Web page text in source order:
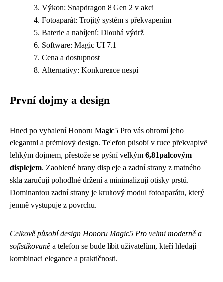
Výkon: Snapdragon 8 Gen 2 v akci
Fotoaparát: Trojitý systém s překvapením
Baterie a nabíjení: Dlouhá výdrž
Software: Magic UI 7.1
Cena a dostupnost
Alternativy: Konkurence nespí
První dojmy a design
Hned po vybalení Honoru Magic5 Pro vás ohromí jeho
elegantní a prémiový design. Telefon působí v ruce překvapivě
lehkým dojmem, přestože se pyšní velkým 6,81palcovým
displejem. Zaoblené hrany displeje a zadní strany z matného
skla zaručují pohodlné držení a minimalizují otisky prstů.
Dominantou zadní strany je kruhový modul fotoaparátu, který
jemně vystupuje z povrchu.
Celkově působí design Honoru Magic5 Pro velmi moderně a
sofistikovaně a telefon se bude líbit uživatelům, kteří hledají
kombinaci elegance a praktičnosti.